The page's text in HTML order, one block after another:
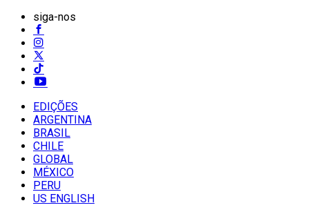
siga-nos
EDIÇÕES
ARGENTINA
BRASIL
CHILE
GLOBAL
MÉXICO
PERU
US ENGLISH